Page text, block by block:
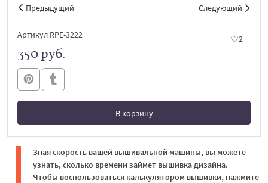
Предыдущий Следующий
Артикул RPE-3222 2
350 руб.
В корзину
В корзине
Зная скорость вашей вышивальной машины, вы можете
узнать, сколько времени займет вышивка дизайна.
Чтобы воспользоваться калькулятором вышивки, нажмите